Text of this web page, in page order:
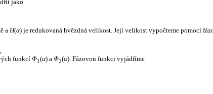
jako
aH(α) je redukovaná hvězdná velikost. Její velikost vypočteme pomocí
,
funkcíΦ1(α) a Φ2(α). Fázovou funkci vyjádříme